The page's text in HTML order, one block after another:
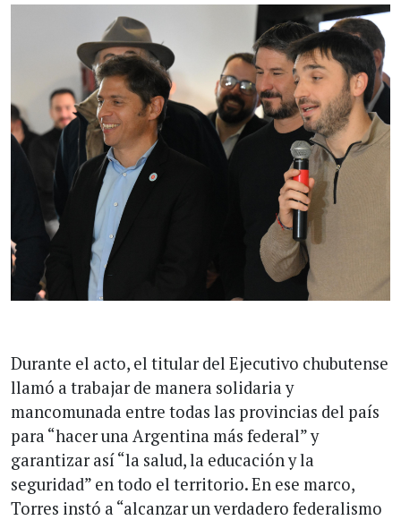
Durante el acto, el titular del Ejecutivo chubutense
llamó a trabajar de manera solidaria y
mancomunada entre todas las provincias del país
para “hacer una Argentina más federal” y
garantizar así “la salud, la educación y la
seguridad” en todo el territorio. En ese marco,
Torres instó a “alcanzar un verdadero federalismo